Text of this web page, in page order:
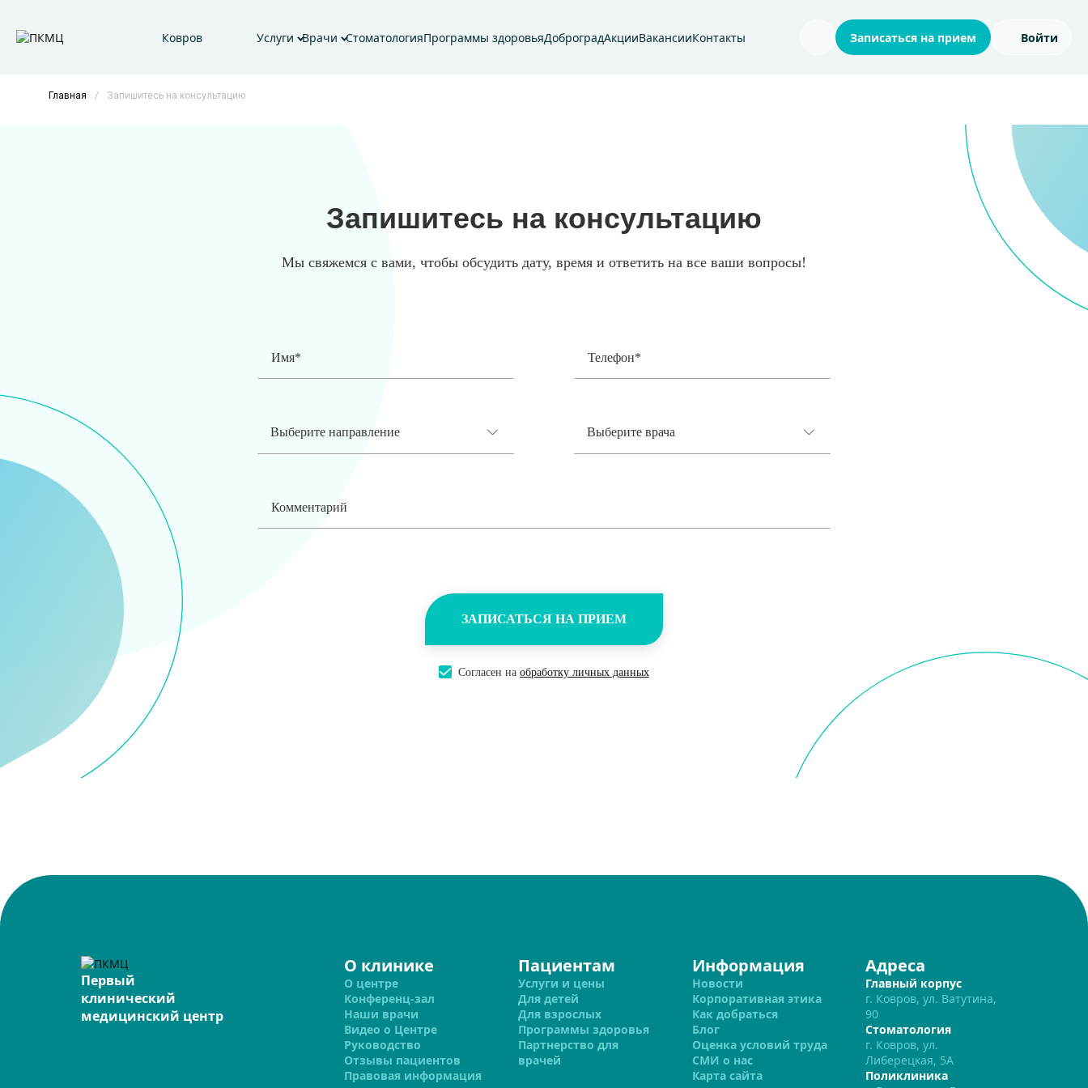
Ковров Услуги Врачи СтоматологияПрограммы здоровьяДоброградАкцииВакансииКонтакты Поиск по сайтуЗаписаться на прием Войти
Главная / Запишитесь на консультацию
Запишитесь на консультацию
Мы свяжемся с вами, чтобы обсудить дату, время и ответить на все ваши вопросы!
Выберите направление Выберите врача
ЗАПИСАТЬСЯ НА ПРИЕМ
Согласен на обработку личных данных
Первый
клинический
медицинский центр
О клинике
О центре
Конференц-зал
Наши врачи
Видео о Центре
Руководство
Отзывы пациентов
Правовая информация
Пациентам
Услуги и цены
Для детей
Для взрослых
Программы здоровья
Партнерство для
врачей
Информация
Новости
Корпоративная этика
Как добраться
Блог
Оценка условий труда
СМИ о нас
Карта сайта
Адреса
Главный корпус
г. Ковров, ул. Ватутина,
90
Стоматология
г. Ковров, ул.
Либерецкая, 5А
Поликлиника